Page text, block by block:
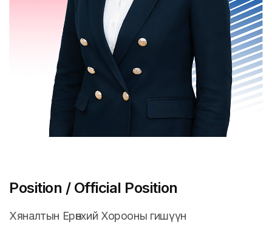
Position / Official Position
Хяналтын Ерөнхий Хорооны гишүүн